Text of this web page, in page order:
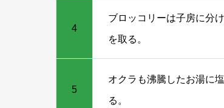
4
ブロッコリーは子房に分
を取る。
5
オクラも沸騰したお湯に
る。